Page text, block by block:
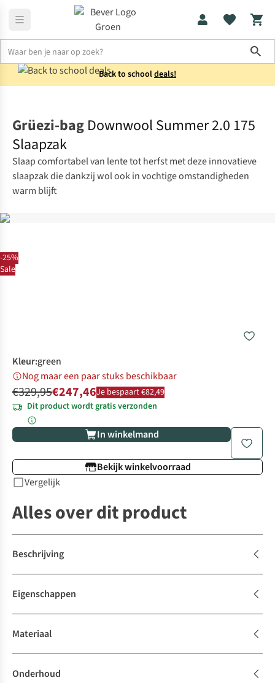
Back to schooldeals!
-25%
Sale
Grüezi-bag Downwool Summer 2.0 175
Slaapzak
Slaap comfortabel van lente tot herfst met deze innovatieve
slaapzak die dankzij wol ook in vochtige omstandigheden
warm blijft
Kleur:green
Nog maar een paar stuks beschikbaar
€329,95€247,46Je bespaart €82,49
Dit product wordt gratis verzonden
In winkelmand
Bekijk winkelvoorraad
Vergelijk
Alles over dit product
Beschrijving
Eigenschappen
Materiaal
Onderhoud